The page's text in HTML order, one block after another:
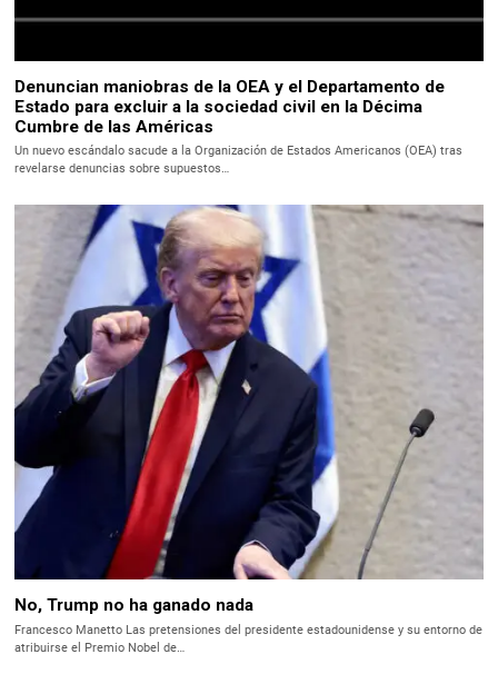
Denuncian maniobras de la OEA y el Departamento de
Estado para excluir a la sociedad civil en la Décima
Cumbre de las Américas
Un nuevo escándalo sacude a la Organización de Estados Americanos (OEA) tras
revelarse denuncias sobre supuestos…
No, Trump no ha ganado nada
Francesco Manetto Las pretensiones del presidente estadounidense y su entorno de
atribuirse el Premio Nobel de…